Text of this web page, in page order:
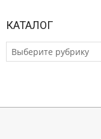
КАТАЛОГ
КАТАЛОГ